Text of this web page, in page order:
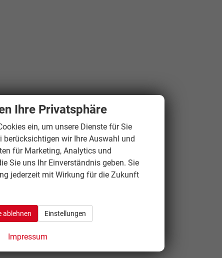
Ihre Privatsphäre
ein, um unsere Dienste für Sie
berücksichtigen wir Ihre Auswahl und
für Marketing, Analytics und
Sie uns Ihr Einverständnis geben. Sie
jederzeit mit Wirkung für die Zukunft
ablehnen Einstellungen
Impressum